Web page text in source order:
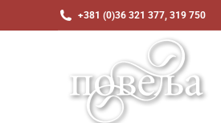
+381 (0)36 321 377, 319 750